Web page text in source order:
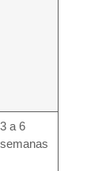
3 a 6
semanas